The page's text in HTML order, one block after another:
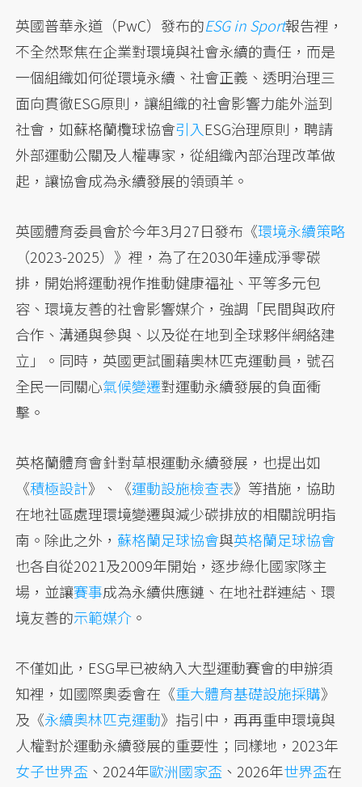
英國普華永道（PwC）發布的ESG in Sport報告裡，
不全然聚焦在企業對環境與社會永續的責任，而是
一個組織如何從環境永續、社會正義、透明治理三
面向貫徹ESG原則，讓組織的社會影響力能外溢到
社會，如蘇格蘭欖球協會引入ESG治理原則，聘請
外部運動公關及人權專家，從組織內部治理改革做
起，讓協會成為永續發展的領頭羊。
英國體育委員會於今年3月27日發布《環境永續策略
（2023-2025）》裡，為了在2030年達成淨零碳
排，開始將運動視作推動健康福祉、平等多元包
容、環境友善的社會影響媒介，強調「民間與政府
合作、溝通與參與、以及從在地到全球夥伴網絡建
立」。同時，英國更試圖藉奧林匹克運動員，號召
全民一同關心氣候變遷對運動永續發展的負面衝
擊。
英格蘭體育會針對草根運動永續發展，也提出如
《積極設計》、《運動設施檢查表》等措施，協助
在地社區處理環境變遷與減少碳排放的相關說明指
南。除此之外， 蘇格蘭足球協會與英格蘭足球協會
也各自從2021及2009年開始，逐步綠化國家隊主
場，並讓賽事成為永續供應鏈、在地社群連結、環
境友善的示範媒介 。
不僅如此，ESG早已被納入大型運動賽會的申辦須
知裡，如國際奧委會在《重大體育基礎設施採購》
及《永續奧林匹克運動》指引中，再再重申環境與
人權對於運動永續發展的重要性；同樣地，2023年
女子世界盃 、2024年歐洲國家盃 、2026年世界盃在